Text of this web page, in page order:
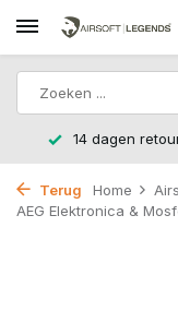
14 dagen
Terug Home
AEG Elektronica &